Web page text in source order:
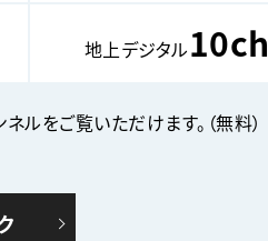
地上デジタル10ch
をご覧いただけます。（無料）